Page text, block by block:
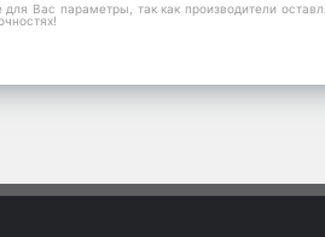
Вас параметры, так как производители